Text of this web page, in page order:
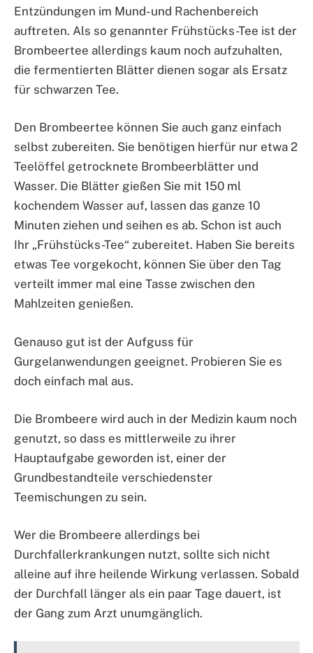
Entzündungen im Mund- und Rachenbereich
auftreten. Als so genannter Frühstücks-Tee ist der
Brombeertee allerdings kaum noch aufzuhalten,
die fermentierten Blätter dienen sogar als Ersatz
für schwarzen Tee.
Den Brombeertee können Sie auch ganz einfach
selbst zubereiten. Sie benötigen hierfür nur etwa 2
Teelöffel getrocknete Brombeerblätter und
Wasser. Die Blätter gießen Sie mit 150 ml
kochendem Wasser auf, lassen das ganze 10
Minuten ziehen und seihen es ab. Schon ist auch
Ihr „Frühstücks-Tee“ zubereitet. Haben Sie bereits
etwas Tee vorgekocht, können Sie über den Tag
verteilt immer mal eine Tasse zwischen den
Mahlzeiten genießen.
Genauso gut ist der Aufguss für
Gurgelanwendungen geeignet. Probieren Sie es
doch einfach mal aus.
Die Brombeere wird auch in der Medizin kaum noch
genutzt, so dass es mittlerweile zu ihrer
Hauptaufgabe geworden ist, einer der
Grundbestandteile verschiedenster
Teemischungen zu sein.
Wer die Brombeere allerdings bei
Durchfallerkrankungen nutzt, sollte sich nicht
alleine auf ihre heilende Wirkung verlassen. Sobald
der Durchfall länger als ein paar Tage dauert, ist
der Gang zum Arzt unumgänglich.